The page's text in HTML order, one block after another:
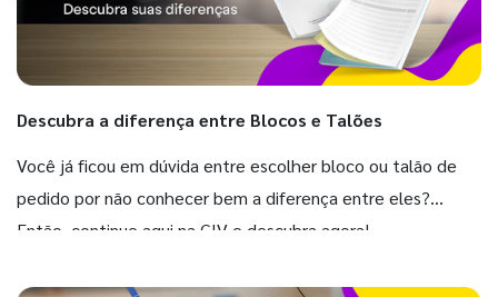
Descubra a diferença entre Blocos e Talões
Você já ficou em dúvida entre escolher bloco ou talão de
pedido por não conhecer bem a diferença entre eles?
Então, continue aqui na GIV e descubra agora!